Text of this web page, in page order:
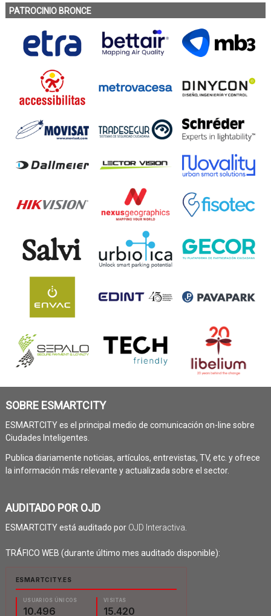
PATROCINIO BRONCE
SOBRE ESMARTCITY
ESMARTCITY es el principal medio de comunicación on-line sobre
Ciudades Inteligentes.
Publica diariamente noticias, artículos, entrevistas, TV, etc. y ofrece
la información más relevante y actualizada sobre el sector.
AUDITADO POR OJD
ESMARTCITY está auditado por OJD Interactiva
TRÁFICO WEB (durante último mes auditado disponible):